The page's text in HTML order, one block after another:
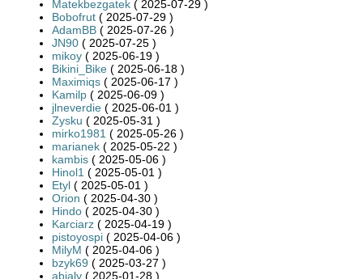
Matekbezgatek ( 2025-07-29 )
Bobofrut ( 2025-07-29 )
AdamBB ( 2025-07-26 )
JN90 ( 2025-07-25 )
mikoy ( 2025-06-19 )
Bikini_Bike ( 2025-06-18 )
Maximiqs ( 2025-06-17 )
Kamilp ( 2025-06-09 )
jlneverdie ( 2025-06-01 )
Zysku ( 2025-05-31 )
mirko1981 ( 2025-05-26 )
marianek ( 2025-05-22 )
kambis ( 2025-05-06 )
Hinol1 ( 2025-05-01 )
Etyl ( 2025-05-01 )
Orion ( 2025-04-30 )
Hindo ( 2025-04-30 )
Karciarz ( 2025-04-19 )
pistoyospi ( 2025-04-06 )
MilyM ( 2025-04-06 )
bzyk69 ( 2025-03-27 )
abialy ( 2025-01-28 )